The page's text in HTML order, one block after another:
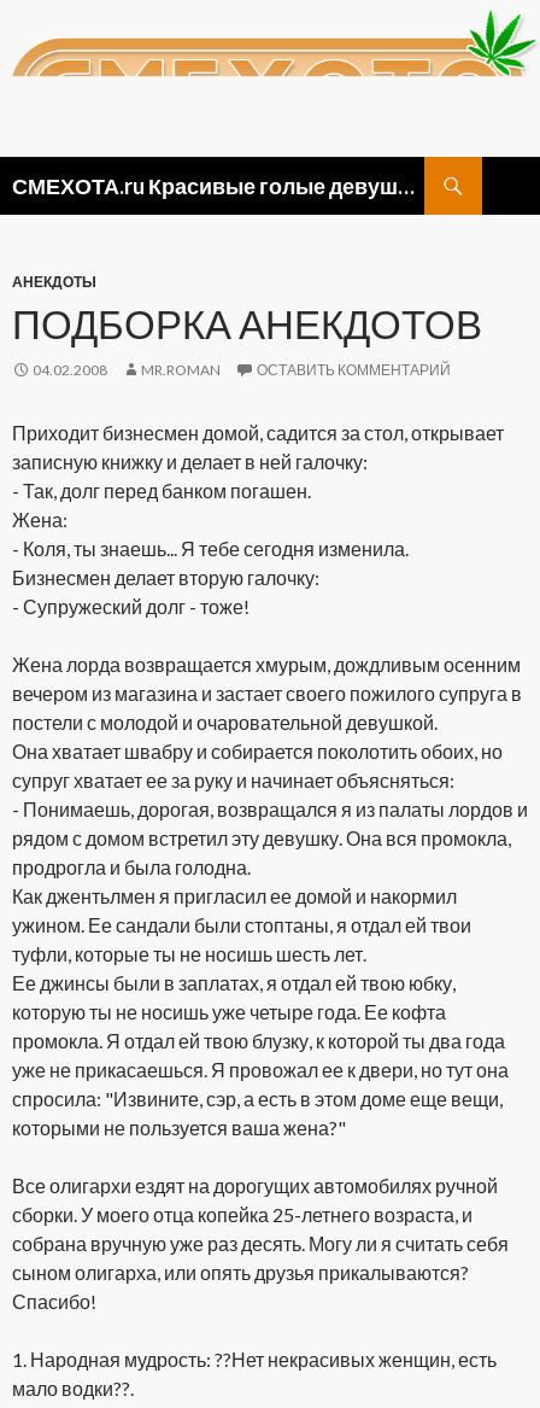
СМЕХОТА.ru Красивые голые девушки, прикольные картинки ню и видео приколы
АНЕКДОТЫ
ПОДБОРКА АНЕКДОТОВ
04.02.2008 MR.ROMAN ОСТАВИТЬ КОММЕНТАРИЙ
Приходит бизнесмен домой, садится за стол, открывает
записную книжку и делает в ней галочку:
- Так, долг перед банком погашен.
Жена:
- Коля, ты знаешь... Я тебе сегодня изменила.
Бизнесмен делает вторую галочку:
- Супружеский долг - тоже!
Жена лорда возвращается хмурым, дождливым осенним
вечером из магазина и застает своего пожилого супруга в
постели с молодой и очаровательной девушкой.
Она хватает швабру и собирается поколотить обоих, но
супруг хватает ее за руку и начинает объясняться:
- Понимаешь, дорогая, возвращался я из палаты лордов и
рядом с домом встретил эту девушку. Она вся промокла,
продрогла и была голодна.
Как джентьлмен я пригласил ее домой и накормил
ужином. Ее сандали были стоптаны, я отдал ей твои
туфли, которые ты не носишь шесть лет.
Ее джинсы были в заплатах, я отдал ей твою юбку,
которую ты не носишь уже четыре года. Ее кофта
промокла. Я отдал ей твою блузку, к которой ты два года
уже не прикасаешься. Я провожал ее к двери, но тут она
спросила: "Извините, сэр, а есть в этом доме еще вещи,
которыми не пользуется ваша жена?"
Все олигархи ездят на дорогущих автомобилях ручной
сборки. У моего отца копейка 25-летнего возраста, и
собрана вручную уже раз десять. Могу ли я считать себя
сыном олигарха, или опять друзья прикалываются?
Спасибо!
1. Народная мудрость: ??Нет некрасивых женщин, есть
мало водки??.